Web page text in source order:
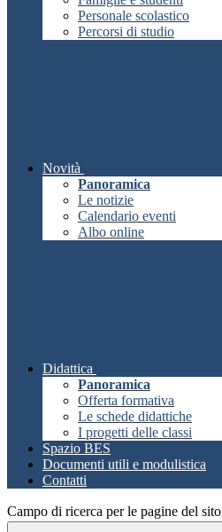
Personale scolastico
Percorsi di studio
Novità
Panoramica
Le notizie
Calendario eventi
Albo online
Didattica
Panoramica
Offerta formativa
Le schede didattiche
I progetti delle classi
Spazio BES
Documenti utili e modulistica
Contatti
Campo di ricerca per le pagine del sito